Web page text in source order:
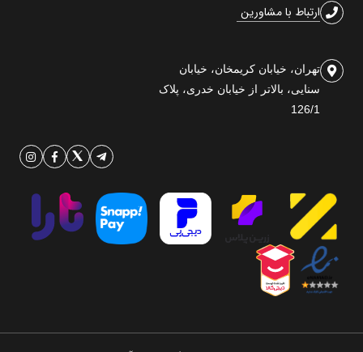
ارتباط با مشاورین
تهران، خیابان کریمخان، خیابان
سنایی، بالاتر از خیابان خدری، پلاک
126/1